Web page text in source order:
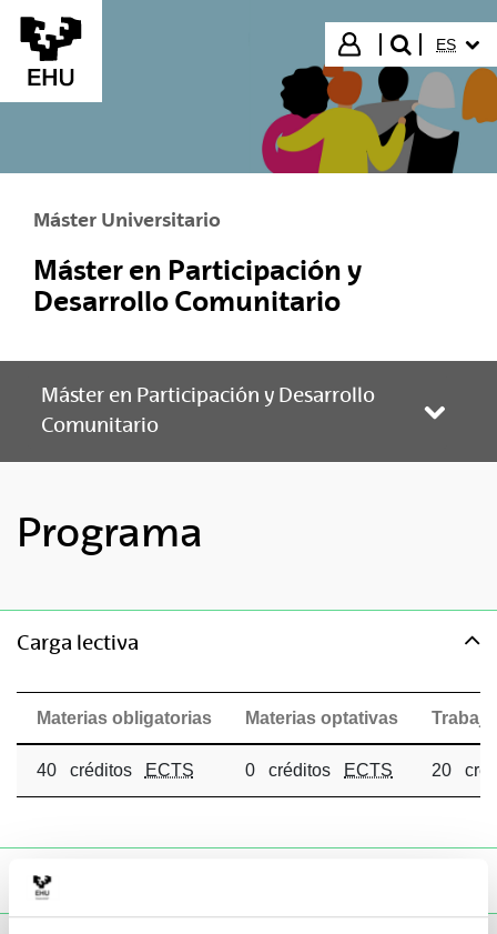
Saltar al contenido principal
Iniciar sesión
buscar"
ES
Máster Universitario
Máster en Participación y
Desarrollo Comunitario
Máster en Participación y Desarrollo
Comunitario
Programa
Carga lectiva
Materias obligatorias Materias optativas
40 créditos ECTS 0 créditos ECTS 20
Programa